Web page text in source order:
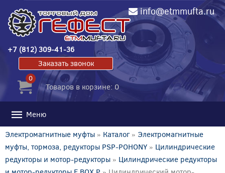
info@etmmufta.ru
+7 (812) 309-41-36
Заказать звонок
0
Товаров в корзине: 0
Меню
Электромагнитные муфты » Каталог» Электромагнитные
муфты, тормоза, редукторы PSP-POHONY » Цилиндрические
редукторы и мотор-редукторы » Цилиндрические редукторы